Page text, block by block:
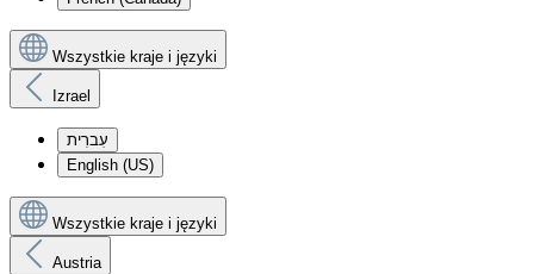
Wszystkie kraje i języki
Izrael
עִברִית
English (US)
Wszystkie kraje i języki
Austria